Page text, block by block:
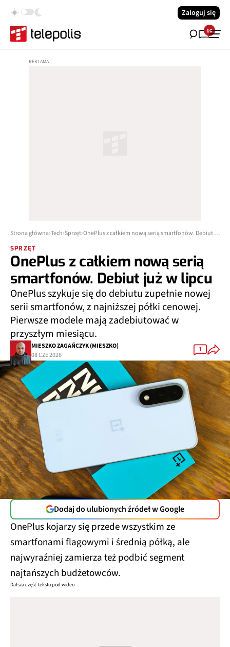
Zaloguj się
10
Strona główna Tech Sprzęt OnePlus z całkiem nową serią smartfonów. Debiut już w lipcu
SPRZĘT
OnePlus z całkiem nową serią
smartfonów. Debiut już w lipcu
OnePlus szykuje się do debiutu zupełnie nowej
serii smartfonów, z najniższej półki cenowej.
Pierwsze modele mają zadebiutować w
przyszłym miesiącu.
MIESZKO ZAGAŃCZYK (MIESZKO)
08 CZE 2026
1
Dodaj do ulubionych źródeł w Google
OnePlus kojarzy się przede wszystkim ze
smartfonami flagowymi i średnią półką, ale
najwyraźniej zamierza też podbić segment
najtańszych budżetowców.
Dalsza część tekstu pod wideo